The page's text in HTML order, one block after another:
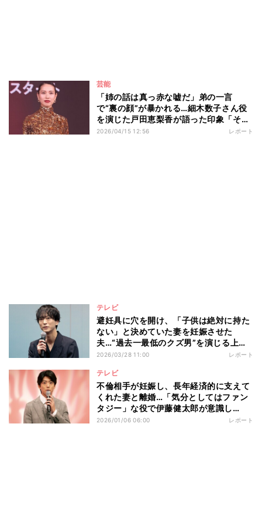
芸能
「姉の話は真っ赤な嘘だ」弟の一言
で“裏の顔”が暴かれる…細木数子さん役
を演じた戸田恵梨香が語った印象「そこ
も一つの魅力だったのかなというふうに
2026/04/15 12:56 レポート
テレビ
避妊具に穴を開け、「子供は絶対に持た
ない」と決めていた妻を妊娠させた
夫…“過去一最低のクズ男”を演じる上で
浅香航大が大切にしていることとは ド
のトツキトオカ』記者会見
2026/03/28 11:00 レポート
テレビ
不倫相手が妊娠し、長年経済的に支えて
くれた妻と離婚…「気分としてはファン
タジー」な役で伊藤健太郎が意識し
た“演じ分け” ドラマ『略奪奪婚』記者
2026/01/06 06:00 レポート